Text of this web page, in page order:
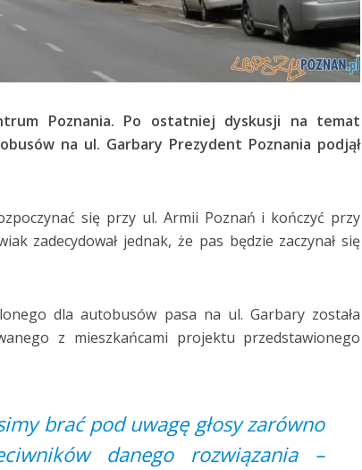
Poznania. Po ostatniej dyskusji na temat
na ul. Garbary Prezydent Poznania podjął
się przy ul. Armii Poznań i kończyć przy
zadecydował jednak, że pas będzie zaczynał się
dla autobusów pasa na ul. Garbary została
z mieszkańcami projektu przedstawionego
brać pod uwagę głosy zarówno
danego rozwiązania –